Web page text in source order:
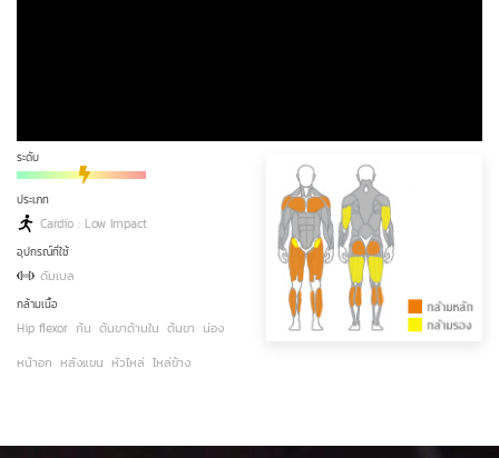
ระดับ
ประเภท
Cardio : Low Impact
อุปกรณ์ที่ใช้
ดัมเบล
กล้ามเนื้อ
Hip flexor ก้น ต้นขาด้านใน ต้นขา น่อง
หน้าอก หลังแขน หัวไหล่ ไหล่ข้าง